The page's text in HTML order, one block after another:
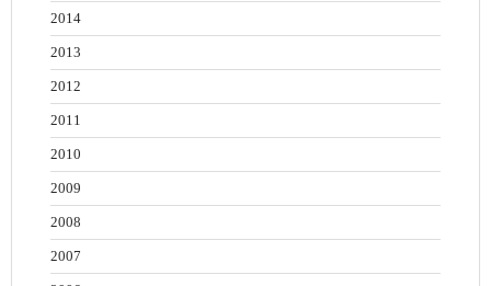
2014
2013
2012
2011
2010
2009
2008
2007